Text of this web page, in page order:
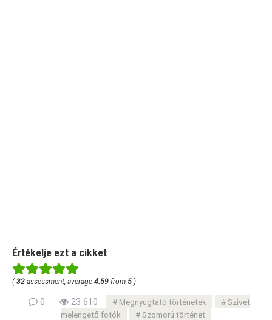
Értékelje ezt a cikket
( 32 assessment, average 4.59 from 5 )
0 23 610 Megnyugtató történetek
Szívet
melengető fotók
Szomorú történet